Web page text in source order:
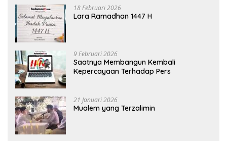
18 Februari 2026
Lara Ramadhan 1447 H
9 Februari 2026
Saatnya Membangun Kembali
Kepercayaan Terhadap Pers
21 Januari 2026
Mualem yang Terzalimin